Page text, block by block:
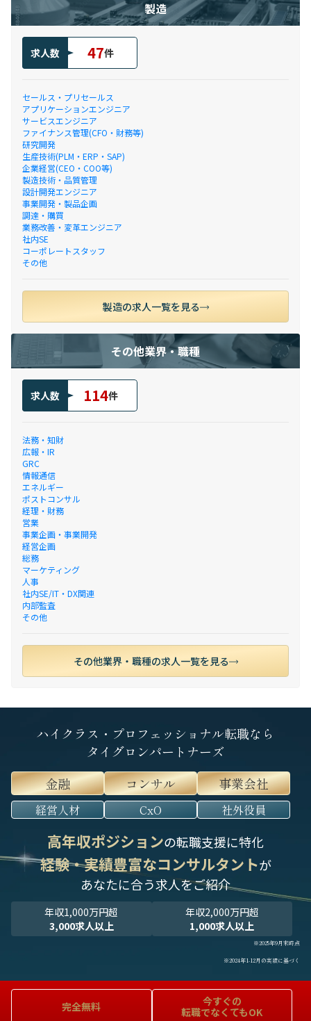
製造
求人数 47件
セールス・プリセールス
アプリケーションエンジニア
サービスエンジニア
ファイナンス管理(CFO・財務等)
研究開発
生産技術(PLM・ERP・SAP)
企業経営(CEO・COO等)
製造技術・品質管理
設計開発エンジニア
事業開発・製品企画
調達・購買
業務改善・変革エンジニア
社内SE
コーポレートスタッフ
その他
製造の求人一覧を見る
その他業界・職種
求人数 114件
法務・知財
広報・IR
GRC
情報通信
エネルギー
ポストコンサル
経理・財務
営業
事業企画・事業開発
経営企画
総務
マーケティング
人事
社内SE/IT・DX関連
内部監査
その他
その他業界・職種の求人一覧を見る
ハイクラス・プロフェッショナル転職なら
タイグロンパートナーズ
金融
コンサル 事業会社
経営人材 CxO 社外役員
高年収ポジションの転職支援に特化
経験・実績豊富なコンサルタントが
あなたに合う求人をご紹介
年収1,000万円超
3,000求人以上
年収2,000万円超
1,000求人以上
※2025年9月末時点
※2024年1-12月の実績に基づく
完全無料
今すぐの
転職でなくてもOK